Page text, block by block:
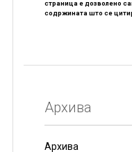
страница е дозволено
содржината што се
Архива
Архива